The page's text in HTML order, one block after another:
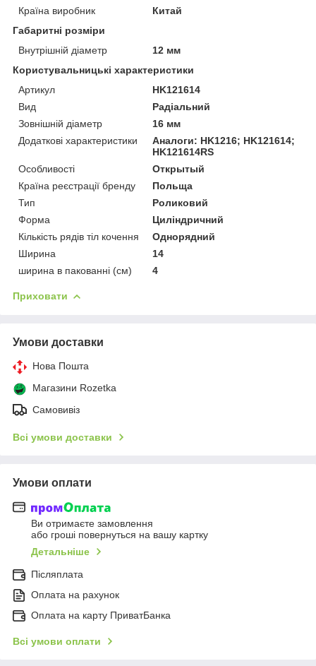
Країна виробник
Китай
Габаритні розміри
Внутрішній діаметр
12 мм
Користувальницькі характеристики
Артикул
HK121614
Вид
Радіальний
Зовнішній діаметр
16 мм
Додаткові характеристики
Аналоги: HK1216; HK121614;
HK121614RS
Особливості
Открытый
Країна реєстрації бренду
Польща
Тип
Роликовий
Форма
Циліндричний
Кількість рядів тіл кочення
Однорядний
Ширина
14
ширина в пакованні (см)
4
Приховати
Умови доставки
Нова Пошта
Магазини Rozetka
Самовивіз
Всі умови доставки
Умови оплати
Ви отримаєте замовлення
або гроші повернуться на вашу картку
Детальніше
Післяплата
Оплата на рахунок
Оплата на карту ПриватБанка
Всі умови оплати